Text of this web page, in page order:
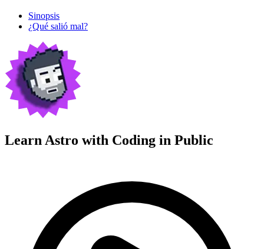
Sinopsis
¿Qué salió mal?
Learn Astro with Coding in Public